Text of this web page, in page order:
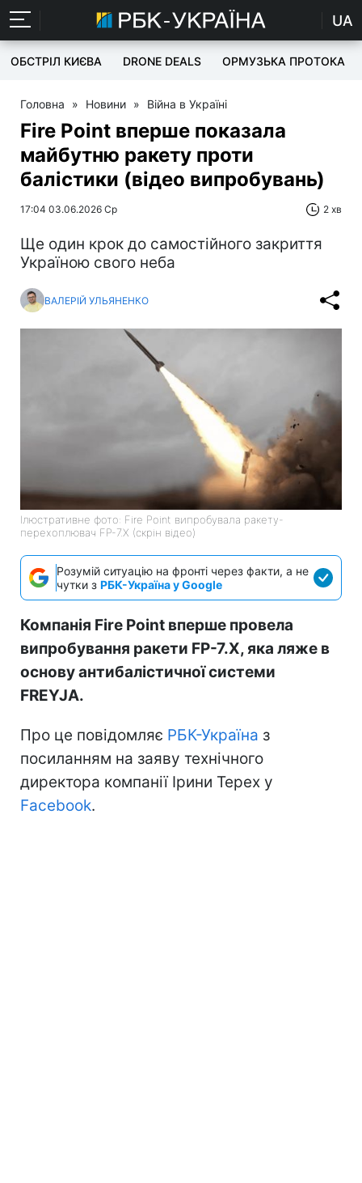
UA
ОБСТРІЛ КИЄВА DRONE DEALS ОРМУЗЬКА ПРОТОКА
Головна » Новини » Війна в Україні
Fire Point вперше показала
майбутню ракету проти
балістики (відео випробувань)
17:04 03.06.2026 Ср 2 хв
Ще один крок до самостійного закриття
Україною свого неба
ВАЛЕРІЙ УЛЬЯНЕНКО
Ілюстративне фото: Fire Point випробувала ракету-
перехоплювач FP-7.X (скрін відео)
Розумій ситуацію на фронті через факти, а не
чутки з РБК-Україна у Google
Компанія Fire Point вперше провела
випробування ракети FP-7.X, яка ляже в
основу антибалістичної системи
FREYJA.
Про це повідомляє РБК-Україна з
посиланням на заяву технічного
директора компанії Ірини Терех у
Facebook.